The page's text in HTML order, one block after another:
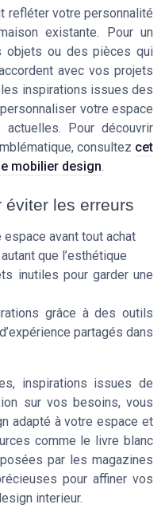
refléter votre personnalité
existante. Pour un
objets ou des pièces qui
avec vos projets
inspirations issues des
votre espace
Pour découvrir
consultez cet
mobilier design.
éviter les erreurs
avant tout achat
que l’esthétique
inutiles pour garder une
grâce à des outils
partagés dans
inspirations issues de
sur vos besoins, vous
adapté à votre espace et
comme le livre blanc
par les magazines
pour affiner vos
interieur.